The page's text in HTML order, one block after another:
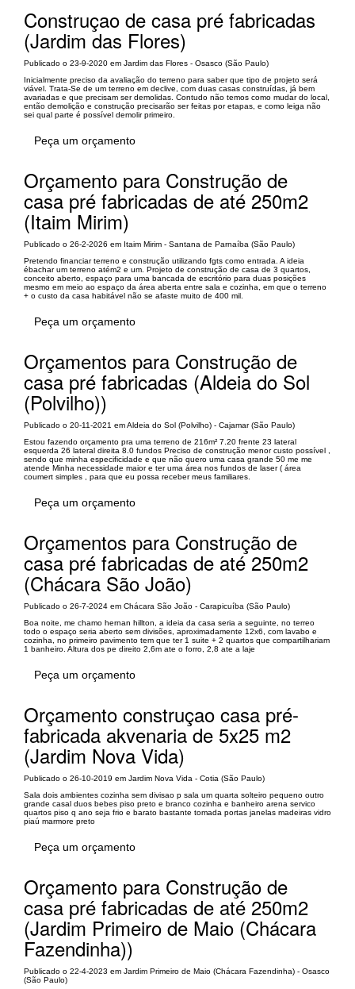
Construçao de casa pré fabricadas
(Jardim das Flores)
Publicado o 23-9-2020 em Jardim das Flores - Osasco (São Paulo)
Inicialmente preciso da avaliação do terreno para saber que tipo de projeto será
viável. Trata-Se de um terreno em declive, com duas casas construídas, já bem
avariadas e que precisam ser demolidas. Contudo não temos como mudar do local,
então demolição e construção precisarão ser feitas por etapas, e como leiga não
sei qual parte é possível demolir primeiro.
Peça um orçamento
Orçamento para Construção de
casa pré fabricadas de até 250m2
(Itaim Mirim)
Publicado o 26-2-2026 em Itaim Mirim - Santana de Parnaíba (São Paulo)
Pretendo financiar terreno e construção utilizando fgts como entrada. A ideia
ébachar um terreno atém2 e um. Projeto de construção de casa de 3 quartos,
conceito aberto, espaço para uma bancada de escritório para duas posições
mesmo em meio ao espaço da área aberta entre sala e cozinha, em que o terreno
+ o custo da casa habitável não se afaste muito de 400 mil.
Peça um orçamento
Orçamentos para Construção de
casa pré fabricadas (Aldeia do Sol
(Polvilho))
Publicado o 20-11-2021 em Aldeia do Sol (Polvilho) - Cajamar (São Paulo)
Estou fazendo orçamento pra uma terreno de 216m² 7.20 frente 23 lateral
esquerda 26 lateral direita 8.0 fundos Preciso de construção menor custo possível ,
sendo que minha especificidade e que não quero uma casa grande 50 me me
atende Minha necessidade maior e ter uma área nos fundos de laser ( área
coumert simples , para que eu possa receber meus familiares.
Peça um orçamento
Orçamentos para Construção de
casa pré fabricadas de até 250m2
(Chácara São João)
Publicado o 26-7-2024 em Chácara São João - Carapicuíba (São Paulo)
Boa noite, me chamo hernan hillton, a ideia da casa seria a seguinte, no terreo
todo o espaço seria aberto sem divisões, aproximadamente 12x6, com lavabo e
cozinha, no primeiro pavimento tem que ter 1 suite + 2 quartos que compartilhariam
1 banheiro. Altura dos pe direito 2,6m ate o forro, 2,8 ate a laje
Peça um orçamento
Orçamento construçao casa pré-
fabricada akvenaria de 5x25 m2
(Jardim Nova Vida)
Publicado o 26-10-2019 em Jardim Nova Vida - Cotia (São Paulo)
Sala dois ambientes cozinha sem divisao p sala um quarta solteiro pequeno outro
grande casal duos bebes piso preto e branco cozinha e banheiro arena servico
quartos piso q ano seja frio e barato bastante tomada portas janelas madeiras vidro
piaú marmore preto
Peça um orçamento
Orçamento para Construção de
casa pré fabricadas de até 250m2
(Jardim Primeiro de Maio (Chácara
Fazendinha))
Publicado o 22-4-2023 em Jardim Primeiro de Maio (Chácara Fazendinha) - Osasco
(São Paulo)